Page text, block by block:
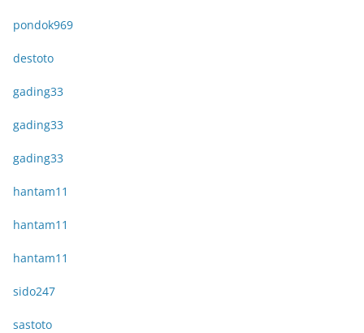
pondok969
destoto
gading33
gading33
gading33
hantam11
hantam11
hantam11
sido247
sastoto